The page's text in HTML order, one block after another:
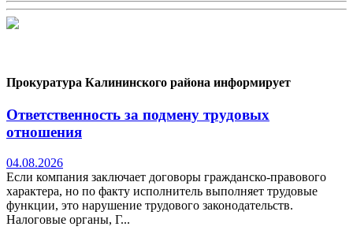
Прокуратура Калининского района информирует
Ответственность за подмену трудовых
отношения
04.08.2026
Если компания заключает договоры гражданско-правового
характера, но по факту исполнитель выполняет трудовые
функции, это нарушение трудового законодательств.
Налоговые органы, Г...